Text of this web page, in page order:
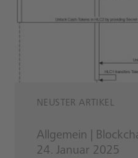
NEUSTER ARTIKEL
Allgemein
24. Januar 2025